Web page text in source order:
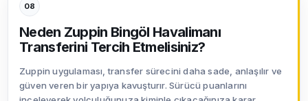
08
Neden Zuppin Bingöl Havalimanı
Transferini Tercih Etmelisiniz?
Zuppin uygulaması, transfer sürecini daha sade, anlaşılır ve
güven veren bir yapıya kavuşturır. Sürücü puanlarını